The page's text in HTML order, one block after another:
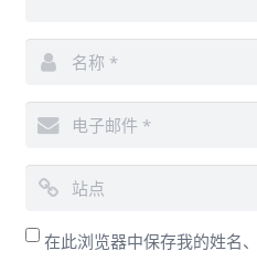
在此浏览器中保存我的姓名